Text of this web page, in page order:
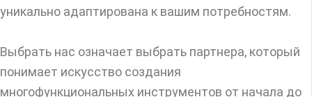
уникально адаптирована к вашим потребностям.
Выбрать нас означает выбрать партнера, который
понимает искусство создания
многофункциональных инструментов от начала до